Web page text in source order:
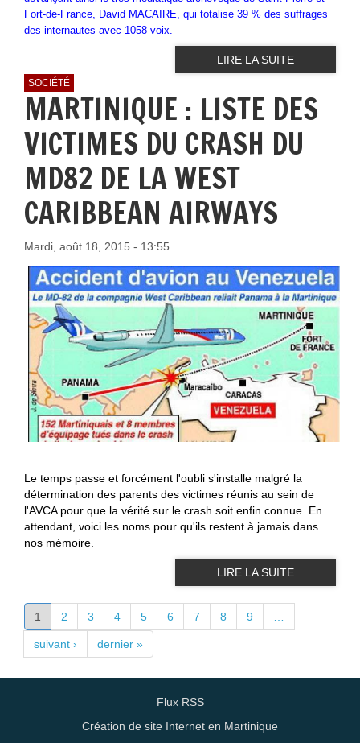
Fort-de-France, David MACAIRE, qui totalise 39 % des suffrages
des internautes avec 1058 voix.
LIRE LA SUITE
SOCIÉTÉ
MARTINIQUE : LISTE DES
VICTIMES DU CRASH DU
MD82 DE LA WEST
CARIBBEAN AIRWAYS
Mardi, août 18, 2015 - 13:55
Le temps passe et forcément l'oubli s'installe malgré la
détermination des parents des victimes réunis au sein de
l'AVCA pour que la vérité sur le crash soit enfin connue. En
attendant, voici les noms pour qu'ils restent à jamais dans
nos mémoire.
LIRE LA SUITE
PAGES
1 2 3 4 5 6 7 8 9
suivant › dernier »
Flux RSS
Création de site Internet en Martinique